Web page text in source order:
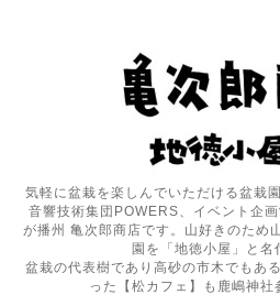
気軽に盆栽を楽しんでいただける盆栽
音響技術集団POWERS、イベント企
が播州 亀次郎商店です。山好きのため
園を「地徳小屋」と名
盆栽の代表樹であり高砂の市木でもあ
った【松カフェ】も鹿嶋神社